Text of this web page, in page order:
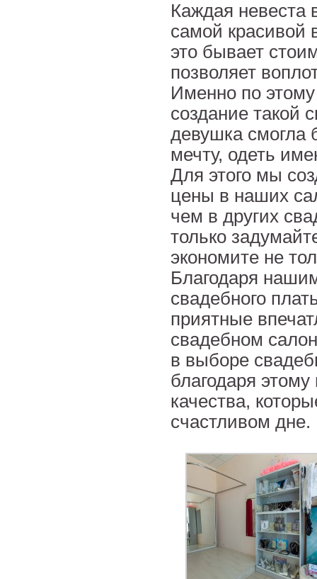
Каждая невеста
самой красивой
это бывает
позволяет
Именно по
создание такой
девушка смогла
мечту, одеть
Для этого мы
цены в наших
чем в других
только
экономите не
Благодаря
свадебного
приятные
свадебном
в выборе
благодаря
качества,
счастливом дне.